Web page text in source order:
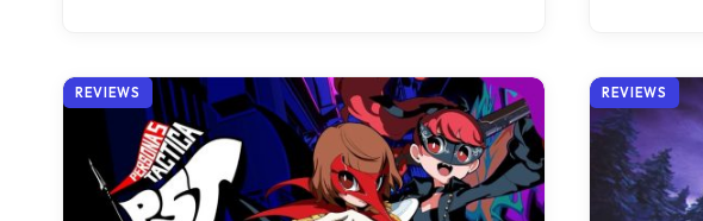
REVIEWS REVIEWS